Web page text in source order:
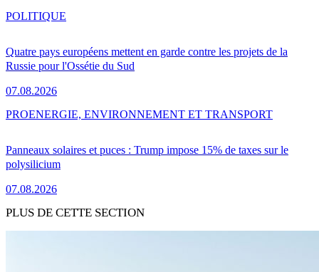
Quatre pays européens mettent en garde contre les projets de la
Russie pour l'Ossétie du Sud
07.08.2026
POLITIQUE
Panneaux solaires et puces : Trump impose 15% de taxes sur le
polysilicium
07.08.2026
PROENERGIE, ENVIRONNEMENT ET TRANSPORT
PLUS DE CETTE SECTION